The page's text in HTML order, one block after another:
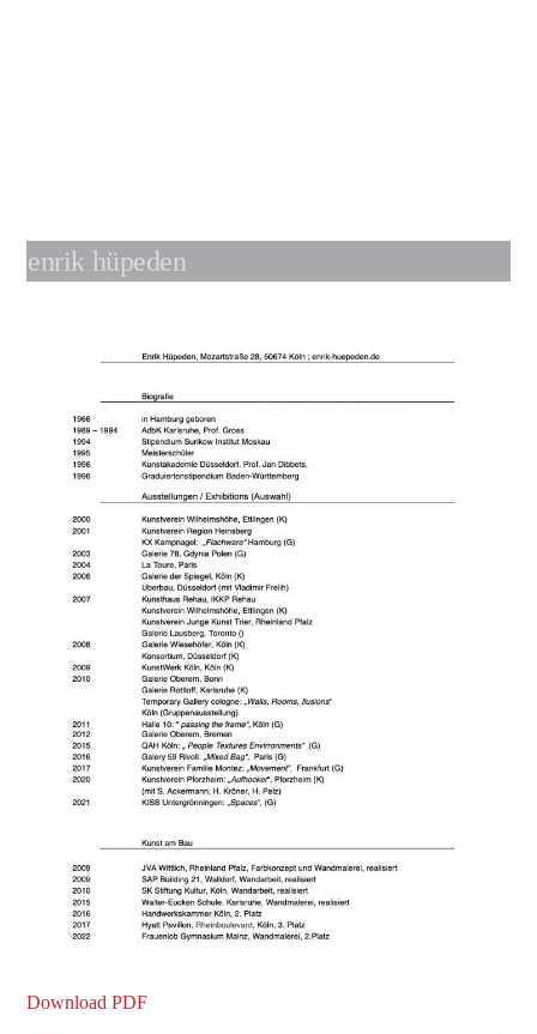
enrik hüpeden
Download PDF